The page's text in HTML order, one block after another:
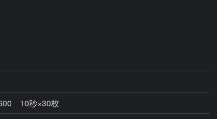
10秒×30枚